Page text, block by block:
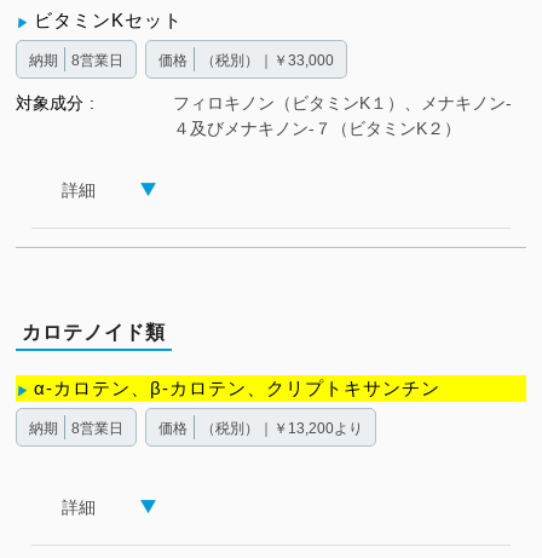
ビタミンKセット
納期 8営業日 価格 （税別）｜￥33,000
対象成分
フィロキノン（ビタミンK１）、メナキノン-
４及びメナキノン-７（ビタミンK２）
詳細
カロテノイド類
α-カロテン、β-カロテン、クリプトキサンチン
納期 8営業日 価格 （税別）｜￥13,200より
詳細